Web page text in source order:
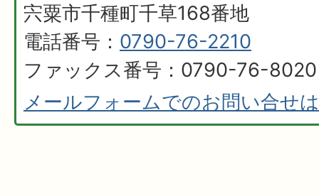
宍粟市千種町千草168番地
電話番号： 0790-76-2210
ファックス番号：0790-76-8020
メールフォームでのお問い合せ